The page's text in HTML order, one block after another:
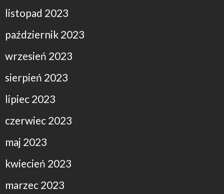
listopad 2023
październik 2023
wrzesień 2023
sierpień 2023
lipiec 2023
czerwiec 2023
maj 2023
kwiecień 2023
marzec 2023